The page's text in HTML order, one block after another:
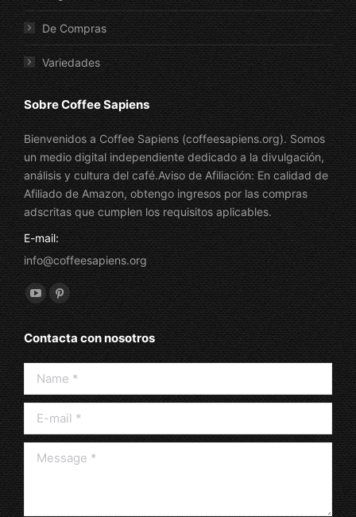
De Compras
Variedades
Sobre Coffee Sapiens
Bienvenidos a Coffee Sapiens (coffeesapiens.org). Somos
un medio digital independiente dedicado a la divulgación,
análisis y cultura del café.Aviso de Afiliación: En calidad de
Afiliado de Amazon, obtengo ingresos por las compras
adscritas que cumplen los requisitos aplicables.
E-mail:
info@coffeesapiens.org
Find us on:
YouTube
page
opens
in
new
window
Pinterest
page
opens
in
new
window
Contacta con nosotros
Name *
E-mail *
Message *